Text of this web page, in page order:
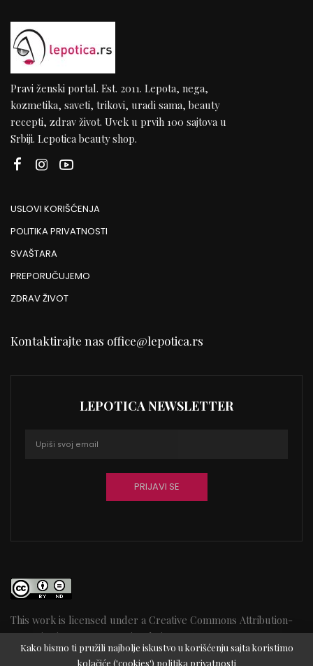
Pravi ženski portal. Est. 2011. Lepota, nega,
kozmetika, saveti, trikovi, uradi sama, beauty
recepti, zdrav život. Uvek u prvih 100 sajtova u
Srbiji. Lepotica beauty shop.
USLOVI KORIŠĆENJA
POLITIKA PRIVATNOSTI
SVAŠTARA
PREPORUČUJEMO
ZDRAV ŽIVOT
Kontaktirajte nas office@lepotica.rs
LEPOTICA NEWSLETTER
This work is licensed under a Creative Commons Attribution-
NoDerivatives 4.0 International License64
Kako bismo ti pružili najbolje iskustvo u korišćenju sajta koristimo
kolačiće ('cookies') politika privatnosti